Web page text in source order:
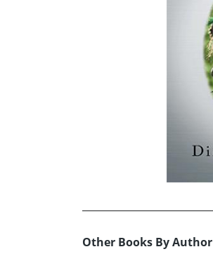
Other Books By Author